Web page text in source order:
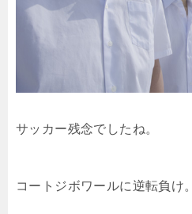
サッカー残念でしたね。
コートジボワールに逆転負け。